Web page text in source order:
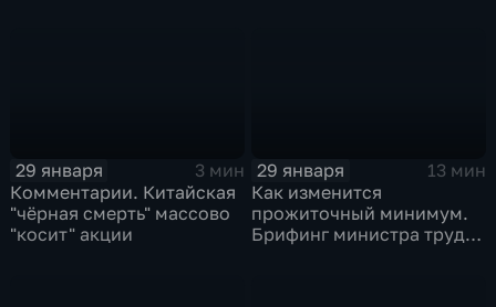
29 января
3 мин
Комментарии. Китайская
"чёрная смерть" массово
"косит" акции
29 января
13 мин
Как изменится
прожиточный минимум.
Брифинг министра труда